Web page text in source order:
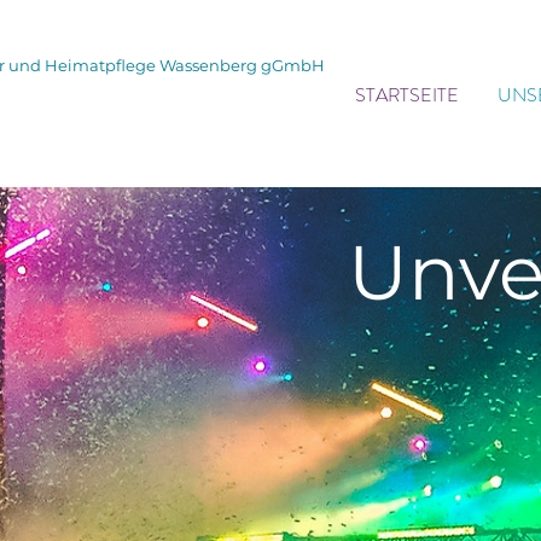
und Heimatpflege Wassenberg gGmbH
STARTSEITE